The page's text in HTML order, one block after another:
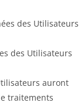
des Utilisateurs
des Utilisateurs
auront
traitements